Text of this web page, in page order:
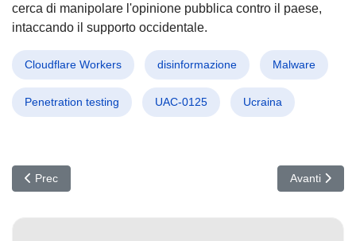
cerca di manipolare l'opinione pubblica contro il paese,
intaccando il supporto occidentale.
Cloudflare Workers disinformazione Malware
Penetration testing UAC-0125 Ucraina
Articolo precedente: Allarme Juniper: Mirai Attacca i Router con
Prec Articolo
Avanti